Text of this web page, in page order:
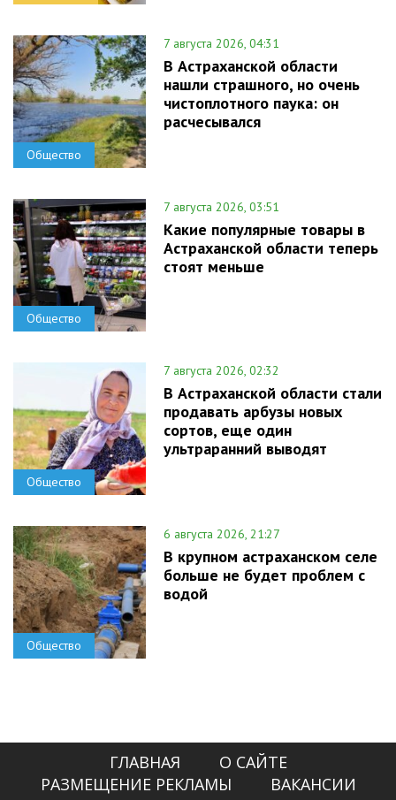
Общество
7 августа 2026, 04:31
В Астраханской области
нашли страшного, но очень
чистоплотного паука: он
расчесывался
Общество
7 августа 2026, 03:51
Какие популярные товары в
Астраханской области теперь
стоят меньше
Общество
7 августа 2026, 02:32
В Астраханской области стали
продавать арбузы новых
сортов, еще один
ультраранний выводят
Общество
6 августа 2026, 21:27
В крупном астраханском селе
больше не будет проблем с
водой
ГЛАВНАЯ
О САЙТЕ
РАЗМЕЩЕНИЕ РЕКЛАМЫ
ВАКАНСИИ